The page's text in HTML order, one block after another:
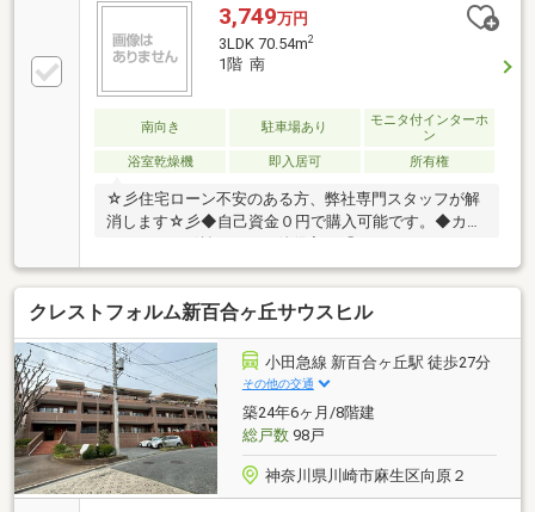
3,749万円
3LDK 70.54m2
1階 南
南向き 駐車場あり
モニタ付インターホ
ン
浴室乾燥機
即入居可 所有権
☆彡住宅ローン不安のある方、弊社専門スタッフが解
消します☆彡◆自己資金０円で購入可能です。◆カー
ローンやリボ払い、その他借入は「おまとめローン」
で解決します。◆勤続年数３ヶ月以内の方も低金利狙
えます。◆個人信用情報に不安のある方も、解決策を
ご提案します。どんなお悩みも諦める前にご相談下さ
い♪～物件見学について～◆全車ワンボックスカー、
チャイルドシート完備の為、お子様連れでも安心・快
適です。◆店舗にはキッズスペースやおむつ交換台あ
り、小さなお子様連れでも安心です。◆平日やお仕事
帰りの夜遅い時間帯もご案内可能です。◆ご指定の場
所まで無料送迎いたします。
クレストフォルム新百合ヶ丘サウスヒル
小田急線 新百合ヶ丘駅 徒歩27分
その他の交通
築24年6ヶ月/8階建
総戸数98戸
神奈川県川崎市麻生区向原２